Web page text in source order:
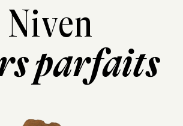
parfaits